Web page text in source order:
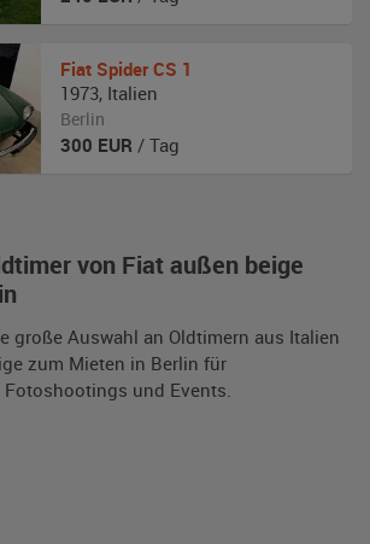
von Fiat außen beige
große Auswahl an Oldtimern aus Italien
zum Mieten in Berlin für
und Events.
Fiat Spider CS 1
1973, Italien
Berlin
300 EUR / Tag